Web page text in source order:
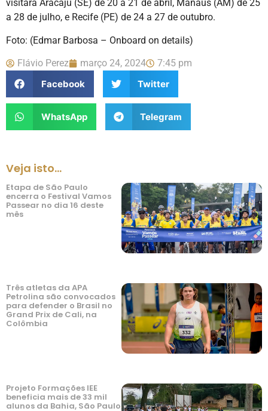
visitará Aracaju (SE) de 20 a 21 de abril, Manaus (AM) de 25
a 28 de julho, e Recife (PE) de 24 a 27 de outubro.
Foto: (Edmar Barbosa – Onboard on details)
Flávio Perez março 24, 2024
7:45 pm
Facebook
Twitter
WhatsApp Telegram
Veja isto...
Etapa de São Paulo
encerra o Festival Vamos
Passear no dia 16 deste
mês
Três atletas da APA
Petrolina são convocados
para defender o Brasil no
Grand Prix de Cali, na
Colômbia
Projeto Formações IEE
beneficia mais de 33 mil
alunos da Bahia, São Paulo